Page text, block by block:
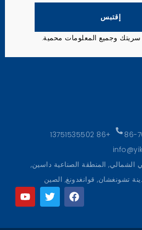
+86 13751535502
الشمالي, المنطقة الصناعية داسين,
تشونغشان, قوانغدونغ, الصين
إقتبس
وجميع المعلومات محمية.